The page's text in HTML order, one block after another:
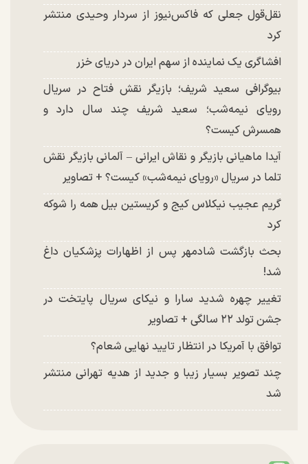
نقل‌قول جعلی که فاکس‌نیوز از سردار وحیدی منتشر
کرد
افشاگری یک نماینده از سهم ایران در دریای خزر
بیوگرافی سعید شریف؛ بازیگر نقش فتاح در سریال
رویای نیمه‌شب؛ سعید شریف چند سال دارد و
همسرش کیست؟
آیدا ماهیانی بازیگر و نقاش ایرانی – آلمانی بازیگر نقش
تلما در سریال «رویای نیمه‌شب» کیست؟ + تصاویر
گریم عجیب نیکلاس کیج و کریستین بیل همه را شوکه
کرد
بحث بازگشت شادمهر پس از اظهارات پزشکیان داغ
شد!
تغییر چهره شدید سارا و نیکای سریال پایتخت در
جشن تولد ۲۲ سالگی + تصاویر
توافق با آمریکا در انتظار تایید نهایی شعام؟
چند تصویر بسیار زیبا و جدید از هدیه تهرانی منتشر
شد